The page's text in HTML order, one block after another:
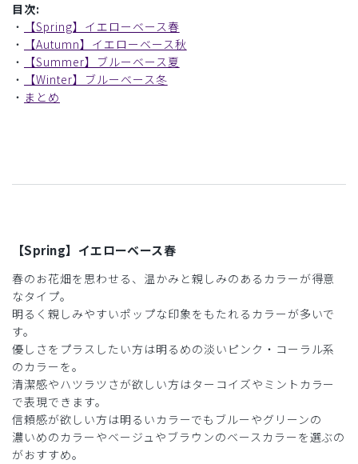
目次:
・
【Spring】イエローベース春
・
【Autumn】イエローベース秋
・
【Summer】ブルーベース夏
・
【Winter】ブルーベース冬
・ まとめ
【Spring】イエローベース春
春のお花畑を思わせる、温かみと親しみのあるカラーが得意
なタイプ。
明るく親しみやすいポップな印象をもたれるカラーが多いで
す。
優しさをプラスしたい方は明るめの淡いピンク・コーラル系
のカラーを。
清潔感やハツラツさが欲しい方はターコイズやミントカラー
で表現できます。
信頼感が欲しい方は明るいカラーでもブルーやグリーンの
濃いめのカラーやベージュやブラウンのベースカラーを選ぶの
がおすすめ。